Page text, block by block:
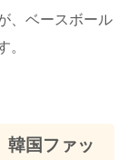
、ベースボール
韓国ファッ